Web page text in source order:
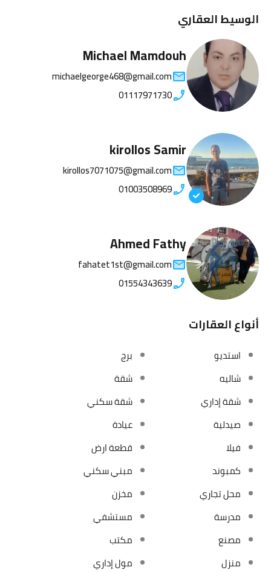
الوسيط العقاري
Michael Mamdouh
michaelgeorge468@gmail.com
01117971730
kirollos Samir
kirollos7071075@gmail.com
01003508969
Ahmed Fathy
fahatet1st@gmail.com
01554343639
أنواع العقارات
استديو
برج
شاليه
شقة
شقة إداري
شقة سكني
صيدلية
عيادة
فيلا
قطعة ارض
كمبوند
مبني سكني
محل تجاري
مخزن
مدرسة
مستشفي
مصنع
مكتب
منزل
مول إداري